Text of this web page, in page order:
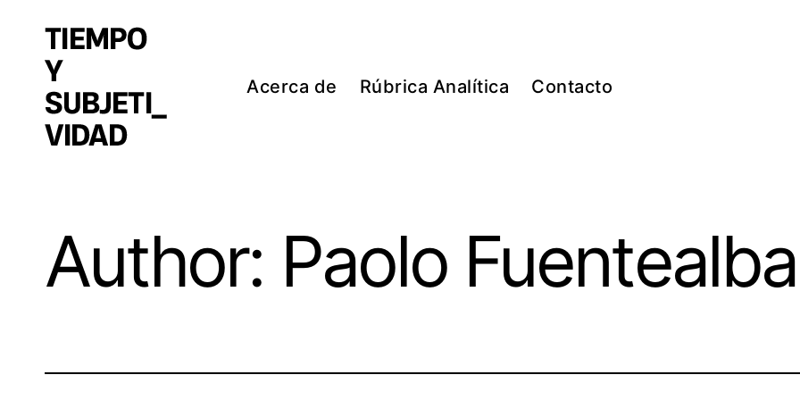
Acerca de Rúbrica Analítica Contacto
Author: Paolo Fuentealba